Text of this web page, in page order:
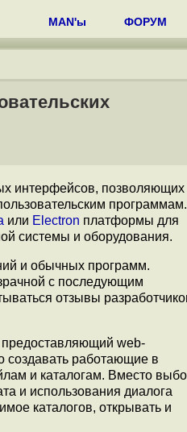
MAN'ы ФОРУМ
интерфейсов, позволяющих
программам.
или Electron платформы для
системы и оборудования.
и обычных программ.
с последующим
отзывы
предоставляющий web-
создавать работающие в
и каталогам. Вместо
и использования диалога
каталогов, открывать и